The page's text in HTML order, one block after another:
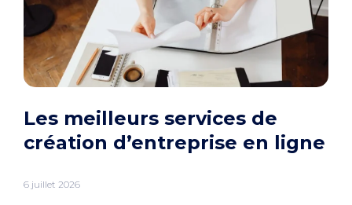
Les meilleurs services de
création d’entreprise en ligne
6 juillet 2026